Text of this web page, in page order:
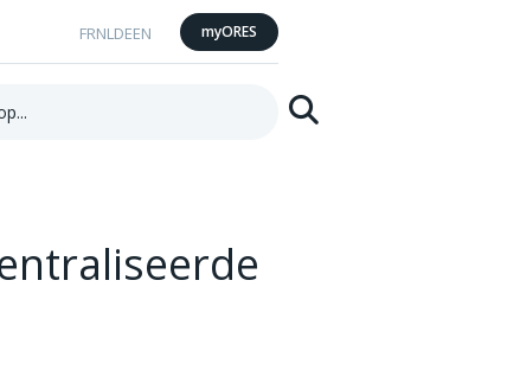
Zoeken
FRNL DEEN myORES